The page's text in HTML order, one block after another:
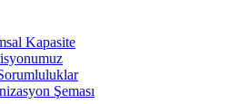
Kapasite
Şeması